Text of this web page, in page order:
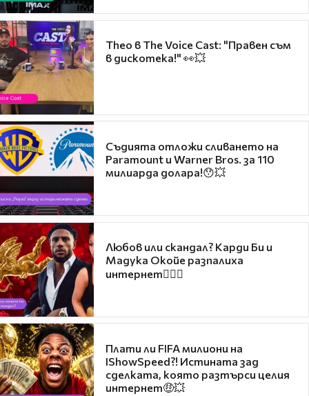
Theo в The Voice Cast: "Правен съм
в дискотека!" 👀💥
Съдията отложи сливането на
Paramount и Warner Bros. за 110
милиарда долара!😯💥
Любов или скандал? Карди Би и
Мадука Окойе разпалиха
интернет❤️‍🔥🔥
Плати ли FIFA милиони на
IShowSpeed?! Истината зад
сделката, която разтърси целия
интернет🤑💥